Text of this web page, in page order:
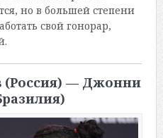
но в большей степени
свой гонорар,
(Россия) — Джонни